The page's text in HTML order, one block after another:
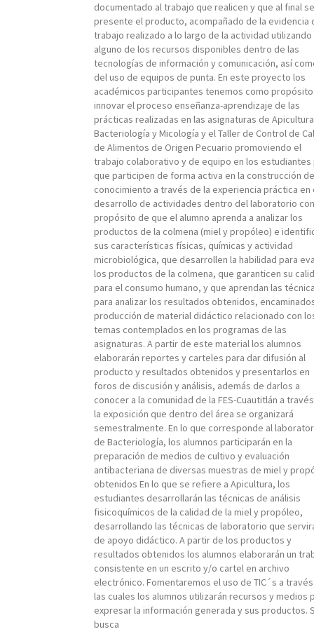
documentado al trabajo que realicen y que al final se
presente el producto, acompañado de la evidencia
trabajo realizado a lo largo de la actividad utilizando
alguno de los recursos disponibles dentro de las
tecnologías de información y comunicación, así
del uso de equipos de punta. En este proyecto los
académicos participantes tenemos como propósito
innovar el proceso enseñanza-aprendizaje de las
prácticas realizadas en las asignaturas de
Bacteriología y Micología y el Taller de Control de
de Alimentos de Origen Pecuario promoviendo el
trabajo colaborativo y de equipo en los estudiantes
que participen de forma activa en la construcción
conocimiento a través de la experiencia práctica en
desarrollo de actividades dentro del laboratorio
propósito de que el alumno aprenda a analizar los
productos de la colmena (miel y propóleo) e
sus características físicas, químicas y actividad
microbiológica, que desarrollen la habilidad para
los productos de la colmena, que garanticen su
para el consumo humano, y que aprendan las
para analizar los resultados obtenidos,
producción de material didáctico relacionado con
temas contemplados en los programas de las
asignaturas. A partir de este material los alumnos
elaborarán reportes y carteles para dar difusión al
producto y resultados obtenidos y presentarlos en
foros de discusión y análisis, además de darlos a
conocer a la comunidad de la FES-Cuautitlán a
la exposición que dentro del área se organizará
semestralmente. En lo que corresponde al
de Bacteriología, los alumnos participarán en la
preparación de medios de cultivo y evaluación
antibacteriana de diversas muestras de miel y
obtenidos En lo que se refiere a Apicultura, los
estudiantes desarrollarán las técnicas de análisis
fisicoquímicos de la calidad de la miel y propóleo,
desarrollando las técnicas de laboratorio que
de apoyo didáctico. A partir de los productos y
resultados obtenidos los alumnos elaborarán un
consistente en un escrito y/o cartel en archivo
electrónico. Fomentaremos el uso de TIC´s a
las cuales los alumnos utilizarán recursos y medios
expresar la información generada y sus productos.
busca